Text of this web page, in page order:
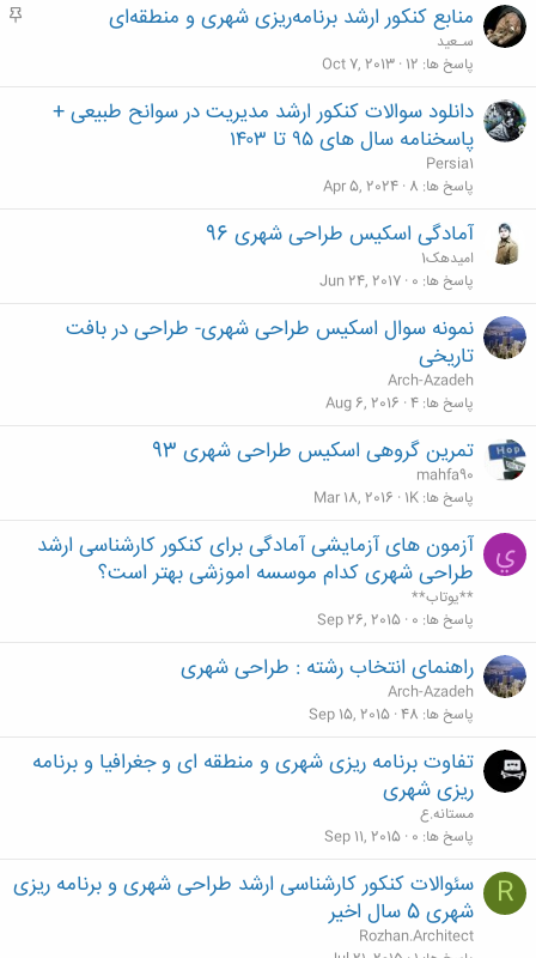
م
منابع کنکور ارشد برنامه‌ریزی شهری و منطقه‌ای
سـعید
پاسخ ها 12
Oct 7, 2013
دانلود سوالات کنکور ارشد مدیریت در سوانح طبیعی +
پاسخنامه سال های ۹۵ تا ۱۴۰۳
Persia1
پاسخ ها 8
Apr 5, 2024
آمادگی اسکیس طراحی شهری 96
امیدهک1
پاسخ ها 0
Jun 24, 2017
نمونه سوال اسکیس طراحی شهری- طراحی در بافت
تاریخی
Arch-Azadeh
پاسخ ها 4
Aug 6, 2016
تمرین گروهی اسکیس طراحی شهری 93
mahfa90
پاسخ ها 1K
Mar 18, 2016
ي
آزمون های آزمایشی آمادگی برای کنکور کارشناسی ارشد
طراحی شهری کدام موسسه اموزشی بهتر است؟
**يوتاب**
پاسخ ها 0
Sep 26, 2015
راهنمای انتخاب رشته : طراحی شهری
Arch-Azadeh
پاسخ ها 48
Sep 15, 2015
تفاوت برنامه ریزی شهری و منطقه ای و جغرافیا و برنامه
ریزی شهری
مستانه.ع
پاسخ ها 0
Sep 11, 2015
R
سئوالات کنکور کارشناسی ارشد طراحی شهری و برنامه ریزی
شهری 5 سال اخیر
Rozhan.Architect